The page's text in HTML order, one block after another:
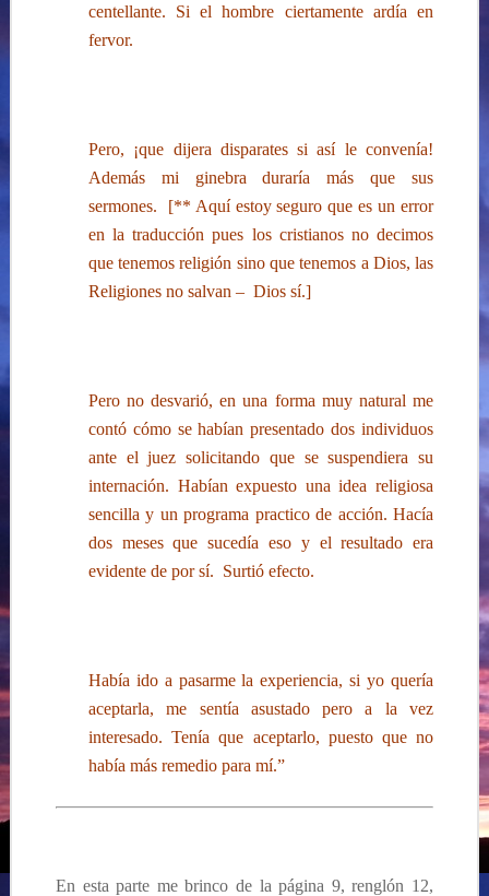
centellante. Si el hombre ciertamente ardía en
fervor.
Pero, ¡que dijera disparates si así le convenía!
Además mi ginebra duraría más que sus
sermones. [** Aquí estoy seguro que es un error
en la traducción pues los cristianos no decimos
que tenemos religión sino que tenemos a Dios, las
Religiones no salvan – Dios sí.]
Pero no desvarió, en una forma muy natural me
contó cómo se habían presentado dos individuos
ante el juez solicitando que se suspendiera su
internación. Habían expuesto una idea religiosa
sencilla y un programa practico de acción. Hacía
dos meses que sucedía eso y el resultado era
evidente de por sí. Surtió efecto.
Había ido a pasarme la experiencia, si yo quería
aceptarla, me sentía asustado pero a la vez
interesado.Tenía que aceptarlo, puesto que no
había más remedio para mí.”
En esta parte me brinco de la página 9, renglón 12,